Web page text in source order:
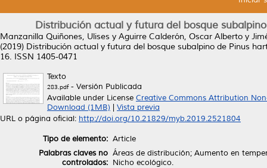
Distribución actual y futura del bosque
Manzanilla Quiñones, Ulises y Aguirre Calderón, Oscar Alberto y
(2019) Distribución actual y futura del bosque subalpino de Pinus
16. ISSN 1405-0471
Texto
283.pdf- Versión Publicada
Available under License Creative Commons Attribution
Download (1MB)
Vista previa
URL o página oficial: http://doi.org/10.21829/myb.2019.2521804
Tipo de elemento: Article
Palabras claves no
controlados:
Áreas de distribución; Aumento en
Nicho ecológico.